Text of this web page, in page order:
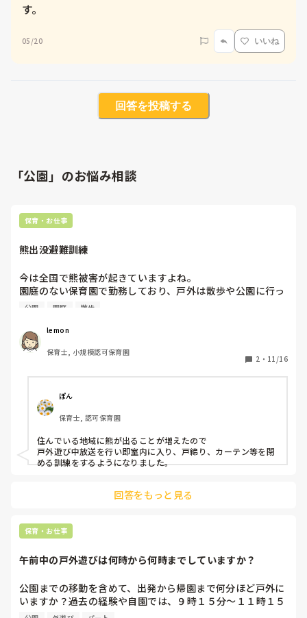
す。
05/20 いいね
回答を投稿する
「公園」のお悩み相談
保育・お仕事
熊出没避難訓練
今は全国で熊被害が起きていますよね。
園庭のない保育園で勤務しており、戸外は散歩や公園に行っ
ていましたが今年は園の周辺を少し歩く程度にしています。
もたちにどう楽しんでもらうか、体を動かすかなどネタも尽
きてきました😢
熊出没に際しての避難訓練を実施している所もあるとニュー
いて、クマを見かけたときにどうするか、やっている園があ
れば知りたいです
公園 園庭 散歩
lemon
保育士, 小規模認可保育園
2 ・ 11/16
ぽん
保育士, 認可保育園
住んでいる地域に熊が出ることが増えたので
戸外遊び中放送を行い即室内に入り、戸締り、カーテン等を閉
める訓練をするようになりました。
回答をもっと見る
保育・お仕事
午前中の戸外遊びは何時から何時までしていますか？
公園までの移動を含めて、出発から帰園まで何分ほど戸外に
いますか？過去の経験や自園では、９時１５分～１１時１５
分や、１０時～１１時となっています。